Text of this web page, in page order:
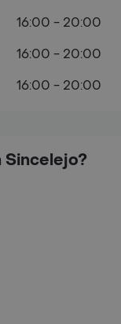
Sincelejo?
16:00 - 20:00
16:00 - 20:00
16:00 - 20:00